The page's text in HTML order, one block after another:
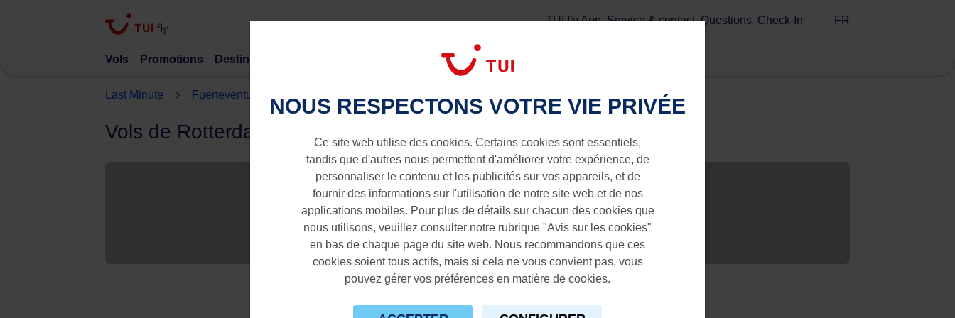
TUI fly App Service & contact Questions Check-In FR
Vols Promotions Destinations
Last Minute Fuerteventura
Vols de Rotterdam vers Fuerteventura
NOUS RESPECTONS VOTRE VIE PRIVÉE
Ce site web utilise des cookies. Certains cookies sont essentiels,
tandis que d'autres nous permettent d'améliorer votre expérience, de
personnaliser le contenu et les publicités sur vos appareils, et de
fournir des informations sur l'utilisation de notre site web et de nos
applications mobiles. Pour plus de détails sur chacun des cookies que
nous utilisons, veuillez consulter notre rubrique "Avis sur les cookies"
en bas de chaque page du site web. Nous recommandons que ces
cookies soient tous actifs, mais si cela ne vous convient pas, vous
pouvez gérer vos préférences en matière de cookies.